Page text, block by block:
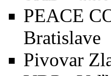
PEACE
Bratislave
Pivovar